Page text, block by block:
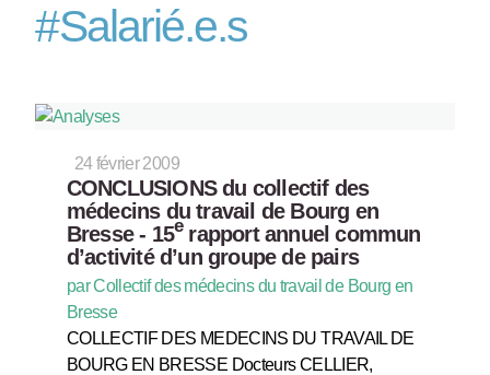
#Salarié.e.s
24 février 2009
CONCLUSIONS du collectif des
médecins du travail de Bourg en
Bresse - 15erapport annuel commun
d’activité d’un groupe de pairs
par Collectif des médecins du travail de Bourg en
Bresse
COLLECTIF DES MEDECINS DU TRAVAIL DE
BOURG EN BRESSE Docteurs CELLIER,